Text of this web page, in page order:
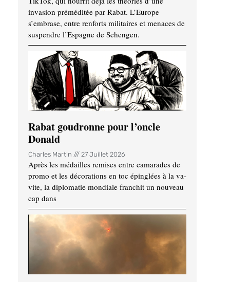
invasion préméditée par Rabat. L’Europe
s’embrase, entre renforts militaires et menaces de
suspendre l’Espagne de Schengen.
Rabat goudronne pour l’oncle
Donald
Charles Martin 27 Juillet 2026
Après les médailles remises entre camarades de
promo et les décorations en toc épinglées à la va-
vite, la diplomatie mondiale franchit un nouveau
cap dans